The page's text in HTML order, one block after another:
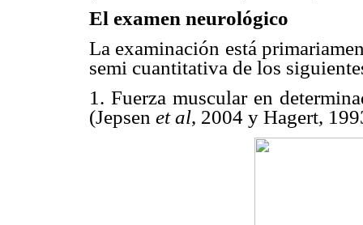
El examen neurológico
La examinación está
semi cuantitativa de los
1. Fuerza muscular en
(Jepsen et al, 2004 y Hagert,